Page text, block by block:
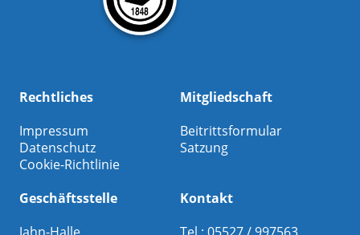
Rechtliches
Impressum
Datenschutz
Cookie-Richtlinie
Mitgliedschaft
Beitrittsformular
Satzung
Geschäftsstelle
Kontakt